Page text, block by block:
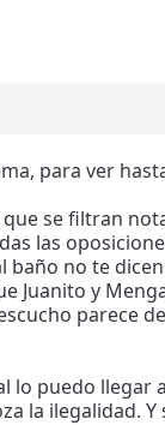
para ver
se filtran
las
baño no te
Juanito y
parece
puedo llegar
la ilegalidad.